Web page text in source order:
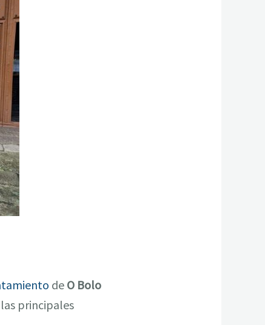
de O Bolo
principales